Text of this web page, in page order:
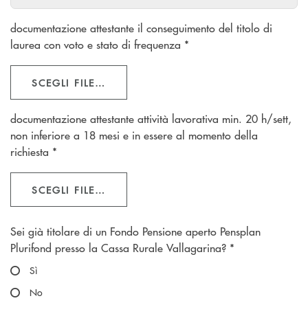
documentazione attestante il conseguimento del titolo di
laurea con voto e stato di frequenza *
SCEGLI FILE…
documentazione attestante attività lavorativa min. 20 h/sett,
non inferiore a 18 mesi e in essere al momento della
richiesta *
SCEGLI FILE…
Scegliere un'opzione
Sei già titolare di un Fondo Pensione aperto Pensplan
Plurifond presso la Cassa Rurale Vallagarina? *
Sì
No